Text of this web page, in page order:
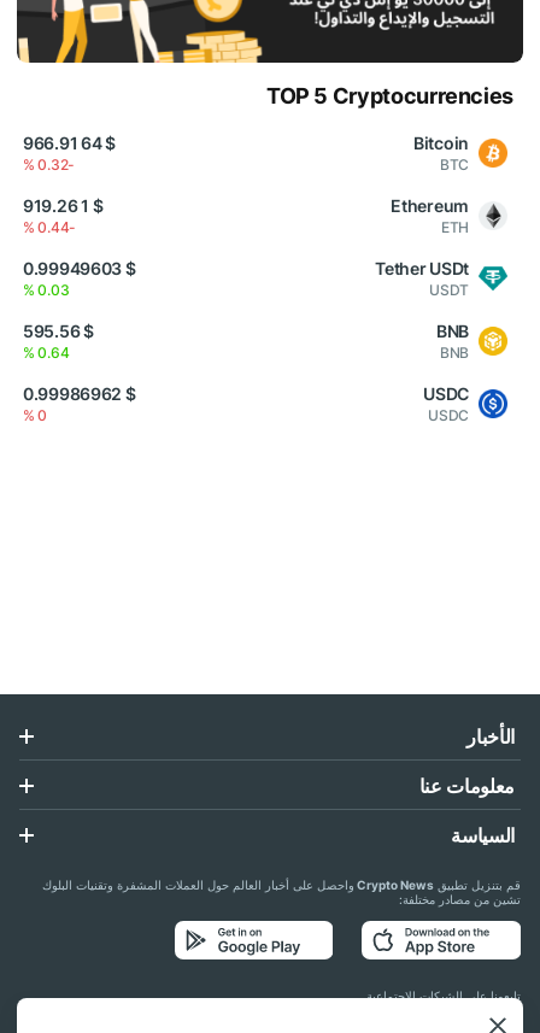
TOP 5 Cryptocurrencies
Bitcoin
BTC
$ 64 966.91
-0.32 %
Ethereum
ETH
$ 1 919.26
-0.44 %
Tether USDt
USDT
$ 0.99949603
0.03 %
BNB
BNB
$ 595.56
0.64 %
USDC
USDC
$ 0.99986962
0 %
الأخبار
معلومات عنا
السياسة
قم بتنزيل تطبيق Crypto News واحصل على أخبار العالم حول العملات المشفرة وتقنيات البلوك
تشين من مصادر مختلفة:
تابعونا على الشبكات الاجتماعية